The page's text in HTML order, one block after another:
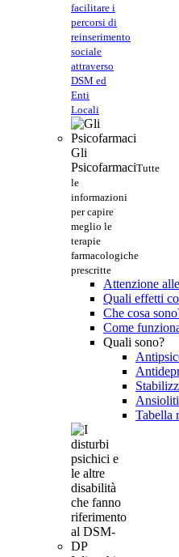
facilitare i
percorsi di
reinserimento
sociale
attraverso
DSM ed
Enti
Locali
Gli
PsicofarmaciTutte
le
informazioni
per capire
meglio le
terapie
farmacologiche
prescritte
Attenzione
Quali effetti
Che cosa
Come
Quali sono?
Tabella